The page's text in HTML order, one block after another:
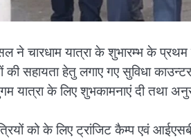
ने चारधाम यात्रा के शुभारम्भ के
की सहायता हेतु लगाए गए सुविधा
यात्रा के लिए शुभकामनाएं दी तथा
को के लिए ट्रांजिट कैम्प एवं